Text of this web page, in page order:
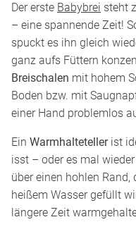
Der erste Babybrei steht
– eine spannende Zeit!
spuckt es ihn gleich
ganz aufs Füttern
Breischalen mit hohem
Boden bzw. mit
einer Hand problemlos
Ein Warmhaltetellerist
isst – oder es mal
über einen hohlen
heißem Wasser gefüllt
längere Zeit